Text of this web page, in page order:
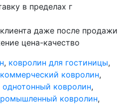
в пределах г
даже после продажи
цена-качество
, ковролин для гостиницы,
коммерческий ковролин,
однотонный ковролин,
ковролин,